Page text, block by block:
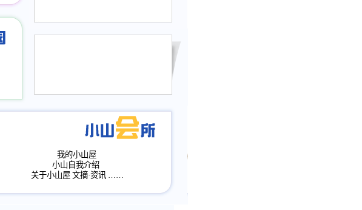
评分、顶功能，作文宝典改版。
我的小山屋
小山自我介绍
关于小山屋 文摘·资讯 ……